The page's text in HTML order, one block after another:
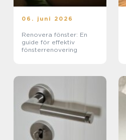
06. juni 2026
Renovera fönster: En
guide för effektiv
fönsterrenovering